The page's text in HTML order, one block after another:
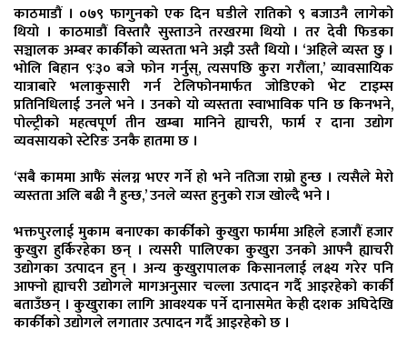
काठमाडौं । ०७९ फागुनको एक दिन घडीले रातिको ९ बजाउनै लागेको
थियो । काठमाडौं विस्तारै सुस्ताउने तरखरमा थियो । तर देवी फिडका
सञ्चालक अम्बर कार्कीको व्यस्तता भने अझै उस्तै थियो । ‘अहिले व्यस्त छु ।
भोलि बिहान ९ः३० बजे फोन गर्नुस्, त्यसपछि कुरा गरौंला,’ व्यावसायिक
यात्राबारे भलाकुसारी गर्न टेलिफोनमार्फत जोडिएको भेट टाइम्स
प्रतिनिधिलाई उनले भने । उनको यो व्यस्तता स्वाभाविक पनि छ किनभने,
पोल्ट्रीको महत्वपूर्ण तीन खम्बा मानिने ह्याचरी, फार्म र दाना उद्योग
व्यवसायको स्टेरिङ उनकै हातमा छ ।
‘सबै काममा आफैं संलग्न भएर गर्ने हो भने नतिजा राम्रो हुन्छ । त्यसैले मेरो
व्यस्तता अलि बढी नै हुन्छ,’ उनले व्यस्त हुनुको राज खोल्दै भने ।
भक्तपुरलाई मुकाम बनाएका कार्कीको कुखुरा फार्ममा अहिले हजारौं हजार
कुखुरा हुर्किरहेका छन् । त्यसरी पालिएका कुखुरा उनको आफ्नै ह्याचरी
उद्योगका उत्पादन हुन् । अन्य कुखुरापालक किसानलाई लक्ष्य गरेर पनि
आफ्नो ह्याचरी उद्योगले मागअनुसार चल्ला उत्पादन गर्दै आइरहेको कार्की
बताउँछन् । कुखुराका लागि आवश्यक पर्ने दानासमेत केही दशक अघिदेखि
कार्कीको उद्योगले लगातार उत्पादन गर्दै आइरहेको छ ।